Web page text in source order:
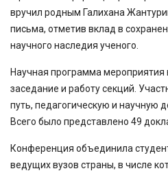
вручил родным Галихана
письма, отметив вклад в
научного наследия ученого.
Научная программа
заседание и работу секций.
путь, педагогическую и научную
Всего было представлено 49
Конференция объединила
ведущих вузов страны, в числе